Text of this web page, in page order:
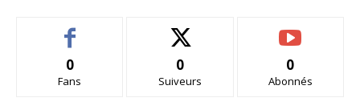
0
Fans
0
Suiveurs
0
Abonnés